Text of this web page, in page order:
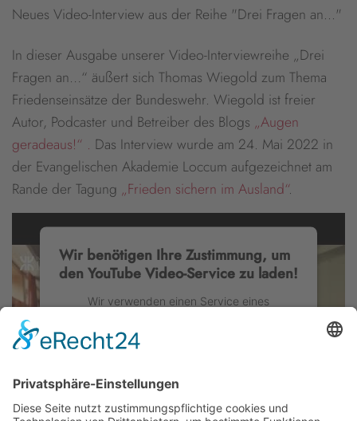
Neues Video-Interview aus der Reihe "Drei Fragen an..."
In dieser Ausgabe unserer Video-Interviewreihe „Drei
Fragen an…“ äußert sich Thomas Wiegold zum Thema
Friedenseinsätze der Bundeswehr. Wiegold ist freier
Autor, Podcaster und Betreiber des Blogs „Augen
geradeaus!“ . Das Interview wurde am 24. Mai 2022 in
der Evangelischen Akademie Loccum aufgezeichnet am
Rande der Tagung „Frieden sichern im Ausland“.
Wir benötigen Ihre Zustimmung, um
den YouTube Video-Service zu laden!
Wir verwenden einen Service eines
Dieser Service kann Daten zu Ihren
Aktivitäten sammeln. Bitte lesen Sie die
des Service zu, um dieses Video anzusehen.